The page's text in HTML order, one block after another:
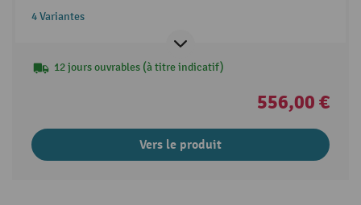
4 Variantes
12 jours ouvrables (à titre indicatif)
556,00 €
Vers le produit